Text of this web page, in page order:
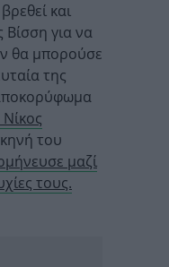
και
Βίσση για να
θα μπορούσε
της
του
μαζί
τους.